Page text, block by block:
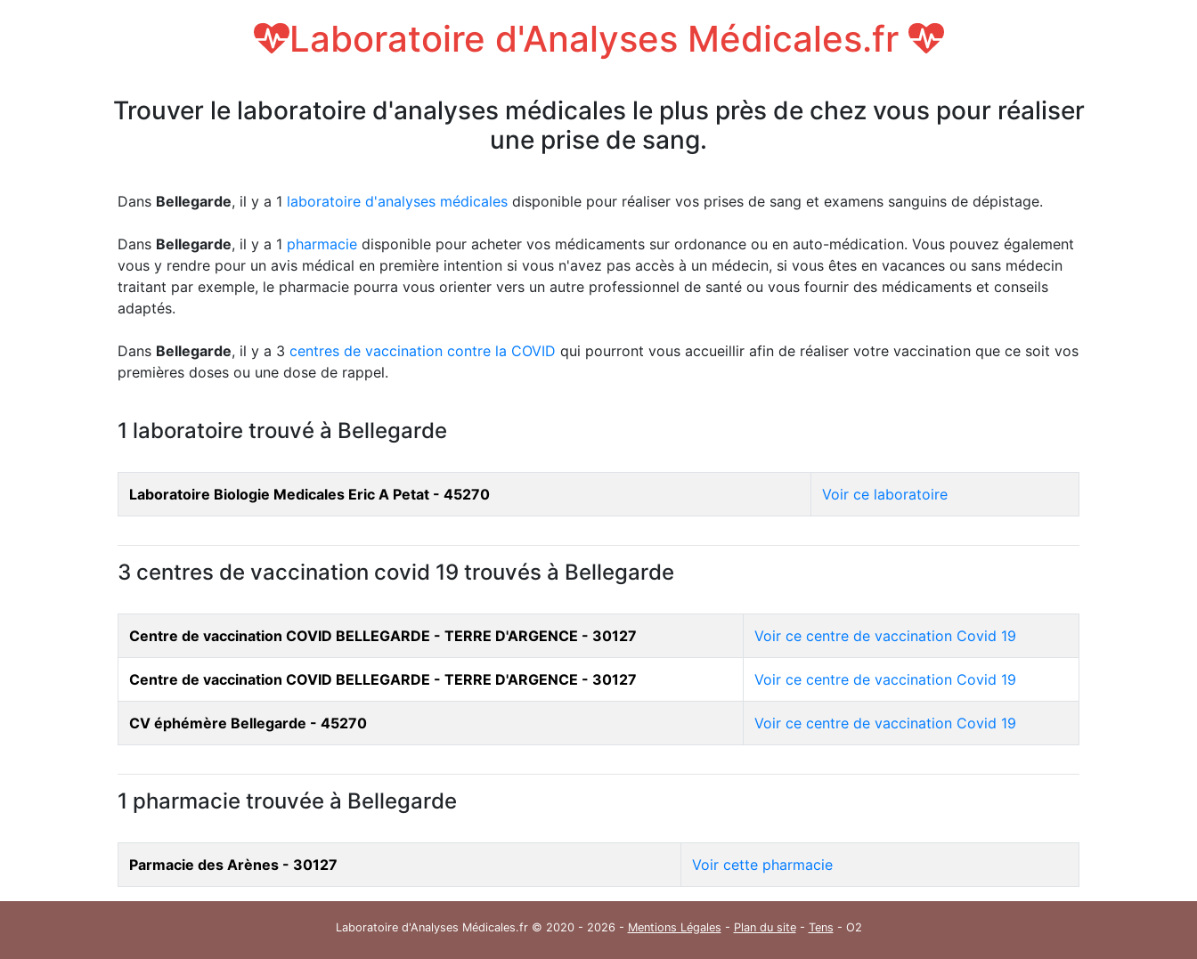
Laboratoire d'Analyses Médicales.fr
Trouver le laboratoire d'analyses médicales le plus près de chez vous pour réaliser
une prise de sang.
Dans Bellegarde, il y a 1 laboratoire d'analyses médicales disponible pour réaliser vos prises de sang et examens sanguins de dépistage.
Dans Bellegarde, il y a 1 pharmacie disponible pour acheter vos médicaments sur ordonance ou en auto-médication. Vous pouvez également
vous y rendre pour un avis médical en première intention si vous n'avez pas accès à un médecin, si vous êtes en vacances ou sans médecin
traitant par exemple, le pharmacie pourra vous orienter vers un autre professionnel de santé ou vous fournir des médicaments et conseils
adaptés.
Dans Bellegarde, il y a 3 centres de vaccination contre la COVID qui pourront vous accueillir afin de réaliser votre vaccination que ce soit vos
premières doses ou une dose de rappel.
1 laboratoire trouvé à Bellegarde
Laboratoire Biologie Medicales Eric A Petat - 45270 Voir ce laboratoire
3 centres de vaccination covid 19 trouvés à Bellegarde
Centre de vaccination COVID BELLEGARDE - TERRE D'ARGENCE - 30127 Voir ce centre de vaccination Covid 19
Centre de vaccination COVID BELLEGARDE - TERRE D'ARGENCE - 30127 Voir ce centre de vaccination Covid 19
CV éphémère Bellegarde - 45270 Voir ce centre de vaccination Covid 19
1 pharmacie trouvée à Bellegarde
Parmacie des Arènes - 30127 Voir cette pharmacie
Laboratoire d'Analyses Médicales.fr © 2020 - 2026 - Mentions Légales - Plan du site- Tens - O2